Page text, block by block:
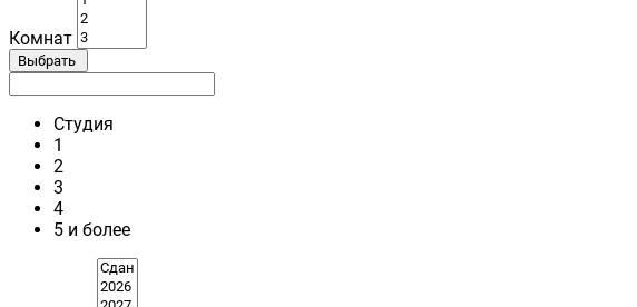
Комнат
Выбрать
Студия
1
2
3
4
5 и более